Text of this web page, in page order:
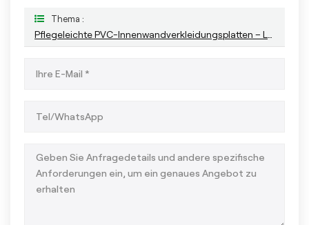
Thema :
Pflegeleichte PVC-Innenwandverkleidungsplatten – Langlebig